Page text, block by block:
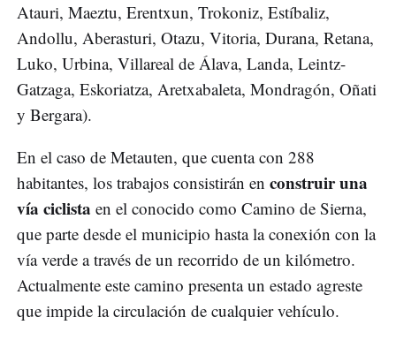
Atauri, Maeztu, Erentxun, Trokoniz, Estíbaliz,
Andollu, Aberasturi, Otazu, Vitoria, Durana, Retana,
Luko, Urbina, Villareal de Álava, Landa, Leintz-
Gatzaga, Eskoriatza, Aretxabaleta, Mondragón, Oñati
y Bergara).
En el caso de Metauten, que cuenta con 288
habitantes, los trabajos consistirán en construir una
vía ciclista en el conocido como Camino de Sierna,
que parte desde el municipio hasta la conexión con la
vía verde a través de un recorrido de un kilómetro.
Actualmente este camino presenta un estado agreste
que impide la circulación de cualquier vehículo.